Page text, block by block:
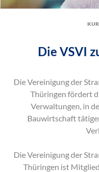
Die VSVI
Die Vereinigung der
Thüringen fördert
Verwaltungen, in
Bauwirtschaft
Die Vereinigung der
Thüringen ist